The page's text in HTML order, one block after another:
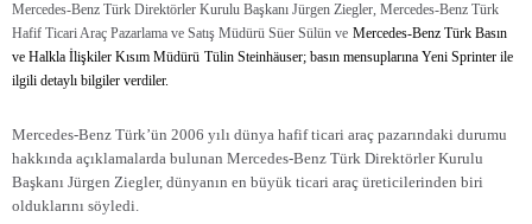
Mercedes-Benz Türk Direktörler Kurulu Başkanı Jürgen Ziegler, Mercedes-Benz Türk
Hafif Ticari Araç Pazarlama ve Satış Müdürü Süer Sülün ve Mercedes-Benz Türk Basın
ve Halkla İlişkiler Kısım Müdürü Tülin Steinhäuser; basın mensuplarına Yeni Sprinter ile
ilgili detaylı bilgiler verdiler.
Mercedes-Benz Türk’ün 2006 yılı dünya hafif ticari araç pazarındaki durumu
hakkında açıklamalarda bulunan Mercedes-Benz Türk Direktörler Kurulu
Başkanı Jürgen Ziegler, dünyanın en büyük ticari araç üreticilerinden biri
olduklarını söyledi.